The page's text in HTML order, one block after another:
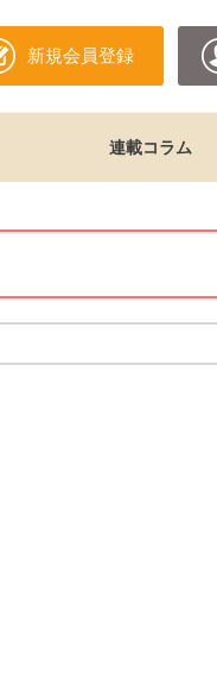
新規会員登録
連載コラム